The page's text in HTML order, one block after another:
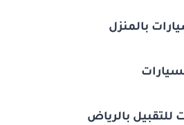
بالمنزل
بالرياض